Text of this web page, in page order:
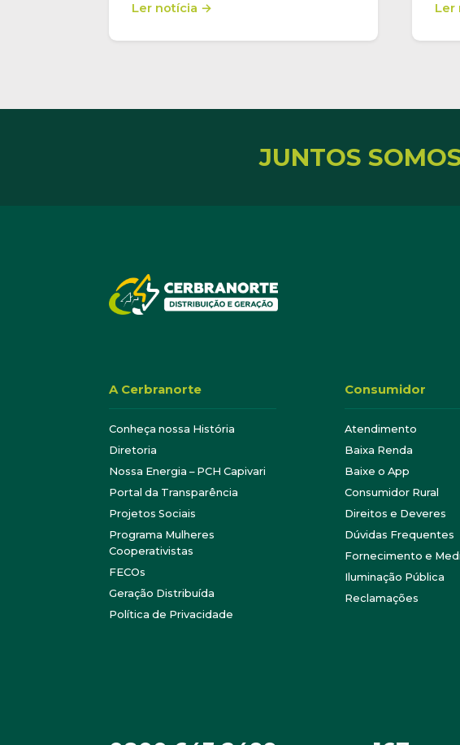
Ler notícia → Ler
JUNTOS
A Cerbranorte
Conheça nossa História
Diretoria
Nossa Energia – PCH Capivari
Portal da Transparência
Projetos Sociais
Programa Mulheres
Cooperativistas
FECOs
Geração Distribuída
Política de Privacidade
Consumidor
Atendimento
Baixa Renda
Baixe o App
Consumidor Rural
Direitos e Deveres
Dúvidas Frequentes
Fornecimento e
Iluminação Pública
Reclamações